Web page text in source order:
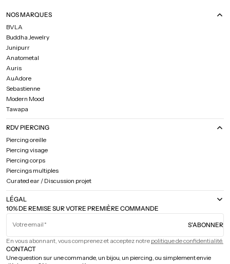
10% DE REMISE SUR VOTRE PREMIÈRE COMMANDE
Votre email S'ABONNER
En vous abonnant, vous comprenez et acceptez notre politique de confidentialité.
NOS MARQUES
BVLA
Buddha Jewelry
Junipurr
Anatometal
Auris
AuAdore
Sebastienne
Modern Mood
Tawapa
RDV PIERCING
Piercing oreille
Piercing visage
Piercing corps
Piercings multiples
Curated ear / Discussion projet
LÉGAL
CONTACT
Une question sur une commande, un bijou, un piercing, ou simplement envie